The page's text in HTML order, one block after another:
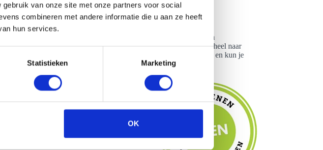
van onze site met onze partners voor social
combineren met andere informatie die u aan ze heeft
hun services.
Statistieken Marketing
OK
in Steenbergen wilt huren. Zo maken we een onderscheid tussen
de grand tower. Per champagnetoren is het mogelijk om deze geheel naar
wensen. Zo kun je zelf bepalen in welke kleur je de toren wenst en kun je
niet bij, want er is nog veel meer mogelijk:
van een special effect met de Wild
voor champagne en je kunt deze eten.
in een bepaalde kleur? Laat dan de
thema van jouw feest. We gebruiken
om de champagne in diverse kleuren te
te openen. Een speciaal spektakel